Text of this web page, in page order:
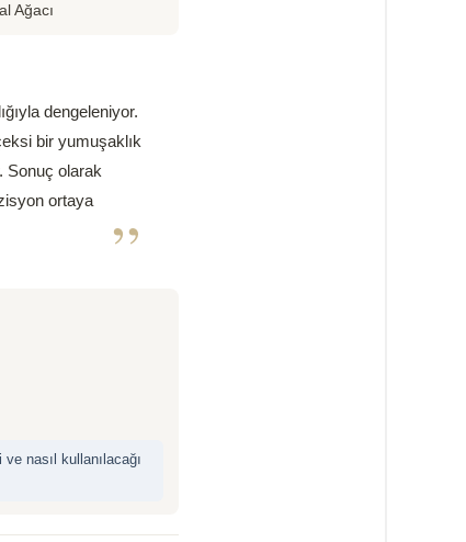
Ağacı
dengeleniyor.
bir yumuşaklık
Sonuç olarak
ortaya
”
nasıl kullanılacağı